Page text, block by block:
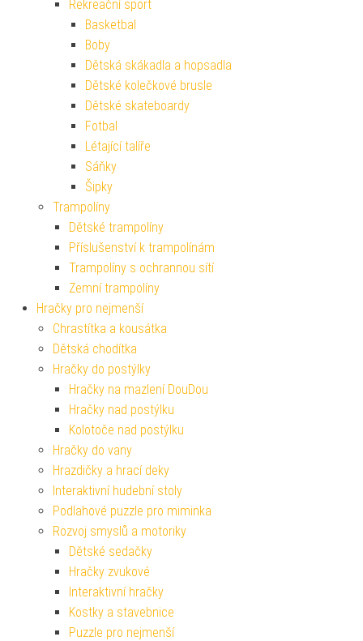
Rekreační sport
Basketbal
Boby
Dětská skákadla a hopsadla
Dětské kolečkové brusle
Dětské skateboardy
Fotbal
Létající talíře
Sáňky
Šipky
Trampolíny
Dětské trampolíny
Příslušenství k trampolínám
Trampolíny s ochrannou sítí
Zemní trampolíny
Hračky pro nejmenší
Chrastítka a kousátka
Dětská chodítka
Hračky do postýlky
Hračky na mazlení DouDou
Hračky nad postýlku
Kolotoče nad postýlku
Hračky do vany
Hrazdičky a hrací deky
Interaktivní hudební stoly
Podlahové puzzle pro miminka
Rozvoj smyslů a motoriky
Dětské sedačky
Hračky zvukové
Interaktivní hračky
Kostky a stavebnice
Puzzle pro nejmenší